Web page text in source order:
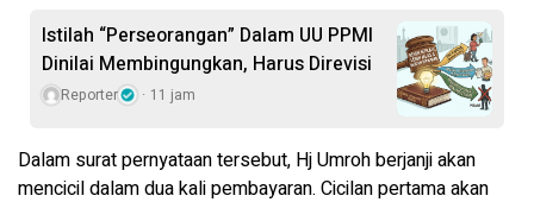
Istilah “Perseorangan” Dalam UU PPMI
Dinilai Membingungkan, Harus Direvisi
Reporter 11 jam
Dalam surat pernyataan tersebut, Hj Umroh berjanji akan
mencicil dalam dua kali pembayaran. Cicilan pertama akan